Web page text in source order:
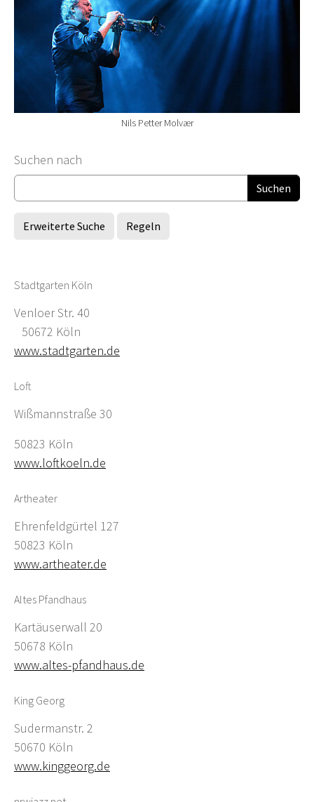
Nils Petter Molvær
Suchformular
Suchen nach
Erweiterte Suche Regeln
Stadtgarten Köln
Venloer Str. 40
50672 Köln
www.stadtgarten.de
Loft
Wißmannstraße 30
50823 Köln
www.loftkoeln.de
Artheater
Ehrenfeldgürtel 127
50823 Köln
www.artheater.de
Altes Pfandhaus
Kartäuserwall 20
50678 Köln
www.altes-pfandhaus.de
King Georg
Sudermanstr. 2
50670 Köln
www.kinggeorg.de